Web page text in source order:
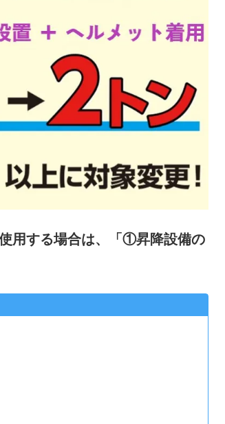
用する場合は、「①昇降設備の